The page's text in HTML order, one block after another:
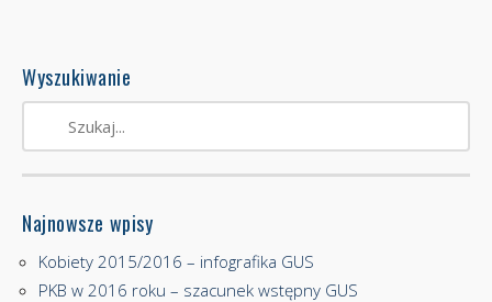
Wyszukiwanie
Najnowsze wpisy
Kobiety 2015/2016 – infografika GUS
PKB w 2016 roku – szacunek wstępny GUS